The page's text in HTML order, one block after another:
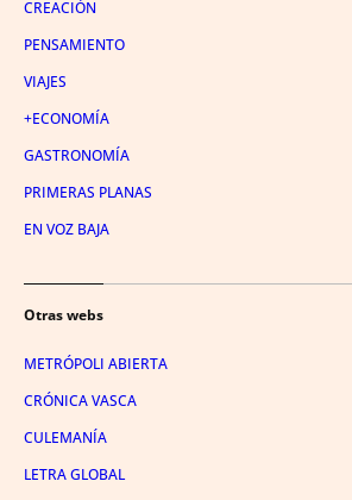
CREACIÓN
PENSAMIENTO
VIAJES
+ECONOMÍA
GASTRONOMÍA
PRIMERAS PLANAS
EN VOZ BAJA
Otras webs
METRÓPOLI ABIERTA
CRÓNICA VASCA
CULEMANÍA
LETRA GLOBAL